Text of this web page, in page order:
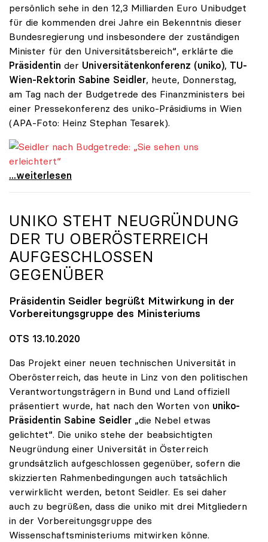
persönlich sehe in den 12,3 Milliarden Euro Unibudget
für die kommenden drei Jahre ein Bekenntnis dieser
Bundesregierung und insbesondere der zuständigen
Minister für den Universitätsbereich“, erklärte die
Präsidentin der Universitätenkonferenz (uniko), TU-
Wien-Rektorin Sabine Seidler, heute, Donnerstag,
am Tag nach der Budgetrede des Finanzministers bei
einer Pressekonferenz des uniko-Präsidiums in Wien
(APA-Foto: Heinz Stephan Tesarek).
Seidler nach Budgetrede: „Sie sehen uns erleichtert“
Seidler nach Budgetrede: „Sie sehen uns
...weiterlesen
UNIKO STEHT NEUGRÜNDUNG
DER TU OBERÖSTERREICH
AUFGESCHLOSSEN
GEGENÜBER
Präsidentin Seidler begrüßt Mitwirkung in der
Vorbereitungsgruppe des Ministeriums
OTS 13.10.2020
Das Projekt einer neuen technischen Universität in
Oberösterreich, das heute in Linz von den politischen
Verantwortungsträgern in Bund und Land offiziell
präsentiert wurde, hat nach den Worten von uniko-
Präsidentin Sabine Seidler „die Nebel etwas
gelichtet“. Die uniko stehe der beabsichtigten
Neugründung einer Universität in Österreich
grundsätzlich aufgeschlossen gegenüber, sofern die
skizzierten Rahmenbedingungen auch tatsächlich
verwirklicht werden, betont Seidler. Es sei daher
auch zu begrüßen, dass die uniko mit drei Mitgliedern
in der Vorbereitungsgruppe des
Wissenschaftsministeriums mitwirken könne.